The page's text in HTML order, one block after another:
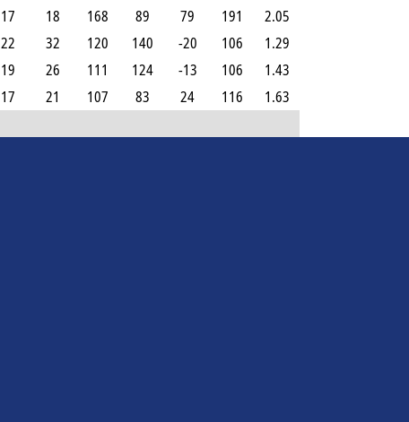
17 18 168 89 79 191
2.05
22 32 120 140 -20 106
1.29
19 26 111 124 -13 106
1.43
17 21 107 83 24 116
1.63